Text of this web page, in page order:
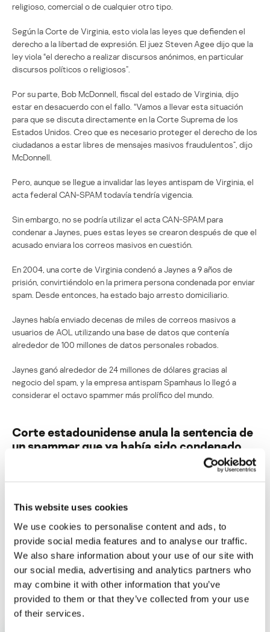
This website uses cookies
We use cookies to personalise content and ads, to
provide social media features and to analyse our traffic.
We also share information about your use of our site with
our social media, advertising and analytics partners who
may combine it with other information that you’ve
provided to them or that they’ve collected from your use
of their services.
religioso, comercial o de cualquier otro tipo.
Según la Corte de Virginia, esto viola las leyes que defienden el
derecho a la libertad de expresión. El juez Steven Agee dijo que la
ley viola “el derecho a realizar discursos anónimos, en particular
discursos políticos o religiosos”.
Por su parte, Bob McDonnell, fiscal del estado de Virginia, dijo
estar en desacuerdo con el fallo. “Vamos a llevar esta situación
para que se discuta directamente en la Corte Suprema de los
Estados Unidos. Creo que es necesario proteger el derecho de los
ciudadanos a estar libres de mensajes masivos fraudulentos”, dijo
McDonnell.
Pero, aunque se llegue a invalidar las leyes antispam de Virginia, el
acta federal CAN-SPAM todavía tendría vigencia.
Sin embargo, no se podría utilizar el acta CAN-SPAM para
condenar a Jaynes, pues estas leyes se crearon después de que el
acusado enviara los correos masivos en cuestión.
En 2004, una corte de Virginia condenó a Jaynes a 9 años de
prisión, convirtiéndolo en la primera persona condenada por enviar
spam. Desde entonces, ha estado bajo arresto domiciliario.
Jaynes había enviado decenas de miles de correos masivos a
usuarios de AOL utilizando una base de datos que contenía
alrededor de 100 millones de datos personales robados.
Jaynes ganó alrededor de 24 millones de dólares gracias al
negocio del spam, y la empresa antispam Spamhaus lo llegó a
considerar el octavo spammer más prolífico del mundo.
Corte estadounidense anula la sentencia de
un spammer que ya había sido condenado
Su dirección de correo electrónico no será publicada. Los
Correo electrónico